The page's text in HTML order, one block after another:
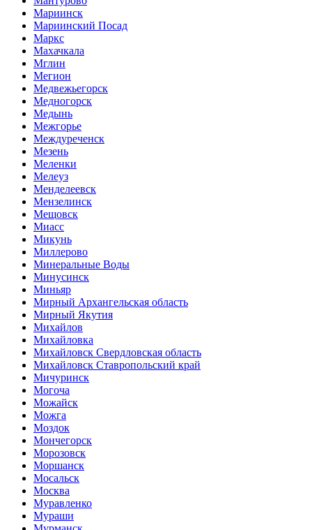
Мариинск
Мариинский Посад
Маркс
Махачкала
Мглин
Мегион
Медвежьегорск
Медногорск
Медынь
Межгорье
Междуреченск
Мезень
Меленки
Мелеуз
Менделеевск
Мензелинск
Мещовск
Миасс
Микунь
Миллерово
Минеральные Воды
Минусинск
Миньяр
Мирный Архангельская область
Мирный Якутия
Михайлов
Михайловка
Михайловск Свердловская область
Михайловск Ставропольский край
Мичуринск
Могоча
Можайск
Можга
Моздок
Мончегорск
Морозовск
Моршанск
Мосальск
Москва
Муравленко
Мураши